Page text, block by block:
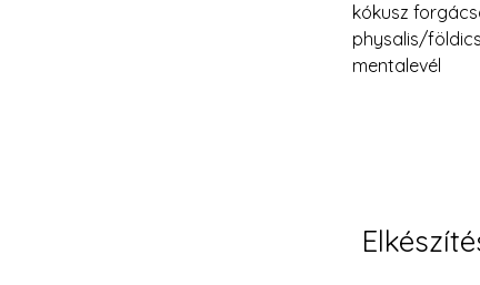
kókusz
physalis/
mentalevél